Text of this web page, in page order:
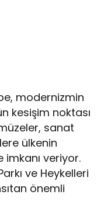
modernizmin
kesişim noktası
sanat
ülkenin
veriyor.
ve Heykelleri
önemli